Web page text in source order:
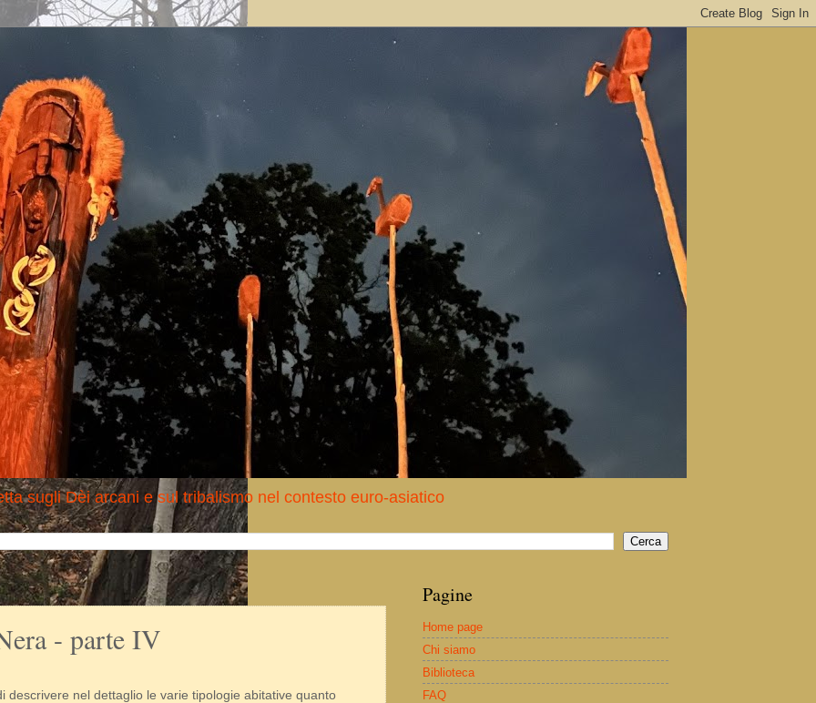
sugli Dèi arcani e sul tribalismo nel contesto euro-asiatico
- parte IV
nel dettaglio le varie tipologie abitative quanto
Pagine
Home page
Chi siamo
Biblioteca
FAQ